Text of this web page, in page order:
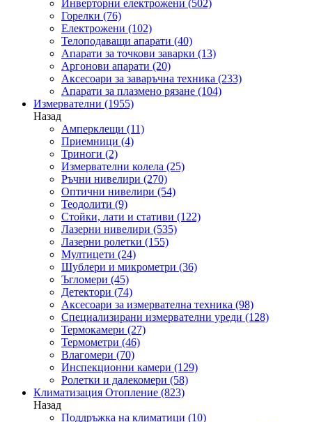
Инверторни електрожени (502)
Горелки (76)
Електрожени (102)
Телоподаващи апарати (40)
Апарати за точкови заварки (13)
Аргонови апарати (20)
Аксесоари за заваръчна техника (233)
Апарати за плазмено рязане (104)
Измервателни (1955)
Назад
Амперклещи (11)
Приемници (4)
Триноги (2)
Измервателни колела (25)
Ръчни нивелири (270)
Оптични нивелири (54)
Теодолити (9)
Стойки, лати и стативи (122)
Лазерни нивелири (535)
Лазерни ролетки (155)
Мултицети (24)
Шублери и микрометри (36)
Ъгломери (45)
Детектори (74)
Аксесоари за измервателна техника (98)
Специализирани измервателни уреди (128)
Термокамери (27)
Термометри (46)
Влагомери (70)
Инспекционни камери (129)
Ролетки и далекомери (58)
Климатизация Отопление (823)
Назад
Поддръжка на климатици (10)